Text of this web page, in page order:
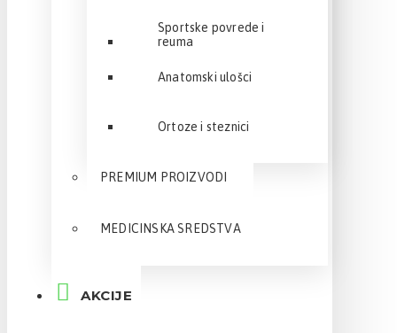
Sportske povrede i
reuma
Anatomski ulošci
Ortoze i steznici
PREMIUM PROIZVODI
MEDICINSKA SREDSTVA
AKCIJE